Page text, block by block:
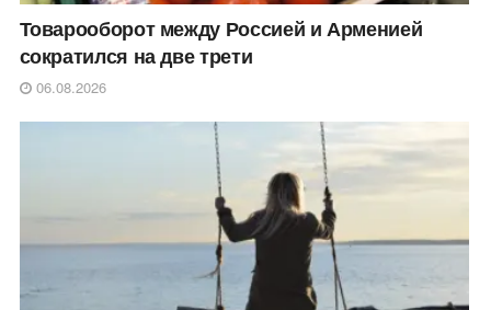
Товарооборот между Россией и Арменией
сократился на две трети
06.08.2026